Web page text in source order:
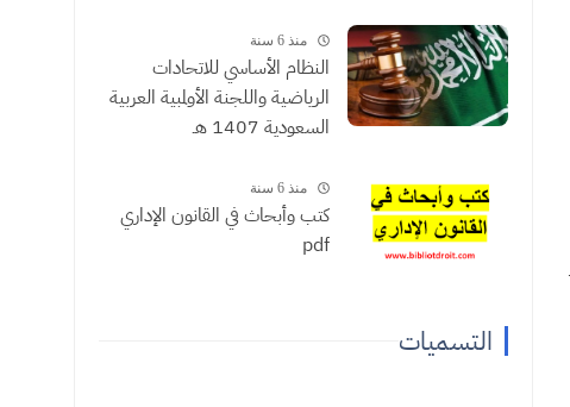
منذ 6 سنة
النظام الأساسي للاتحادات
الرياضية واللجنة الأولمبية العربية
السعودية 1407 هـ
منذ 6 سنة
كتب وأبحاث في القانون الإداري
pdf
التسميات